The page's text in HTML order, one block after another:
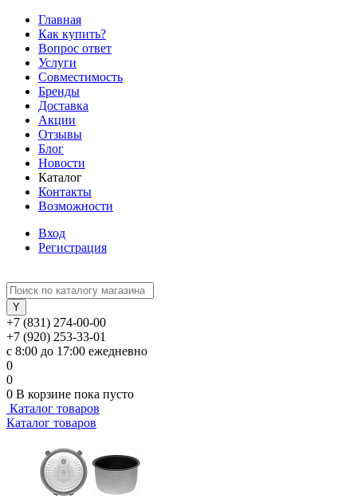
Главная
Как купить?
Вопрос ответ
Услуги
Совместимость
Бренды
Доставка
Акции
Отзывы
Блог
Новости
Каталог
Контакты
Возможности
Вход
Регистрация
+7 (831) 274-00-00
+7 (920) 253-33-01
с 8:00 до 17:00 ежедневно
0
0
0 В корзине пока пусто
Каталог товаров
Каталог товаров